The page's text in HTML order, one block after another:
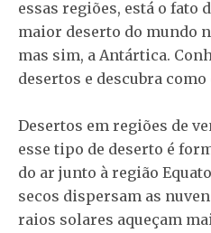
essas regiões, está o fato
maior deserto do mundo
mas sim, a Antártica.
desertos e descubra
Desertos em regiões de
esse tipo de deserto é
do ar junto à região
secos dispersam as
raios solares aqueçam